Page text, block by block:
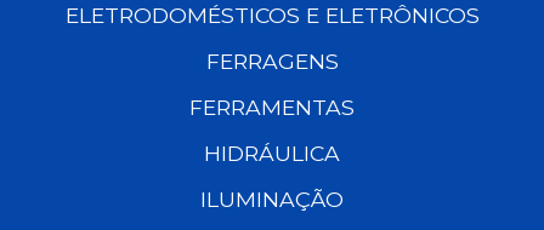
ELETRODOMÉSTICOS E ELETRÔNICOS
FERRAGENS
FERRAMENTAS
HIDRÁULICA
ILUMINAÇÃO